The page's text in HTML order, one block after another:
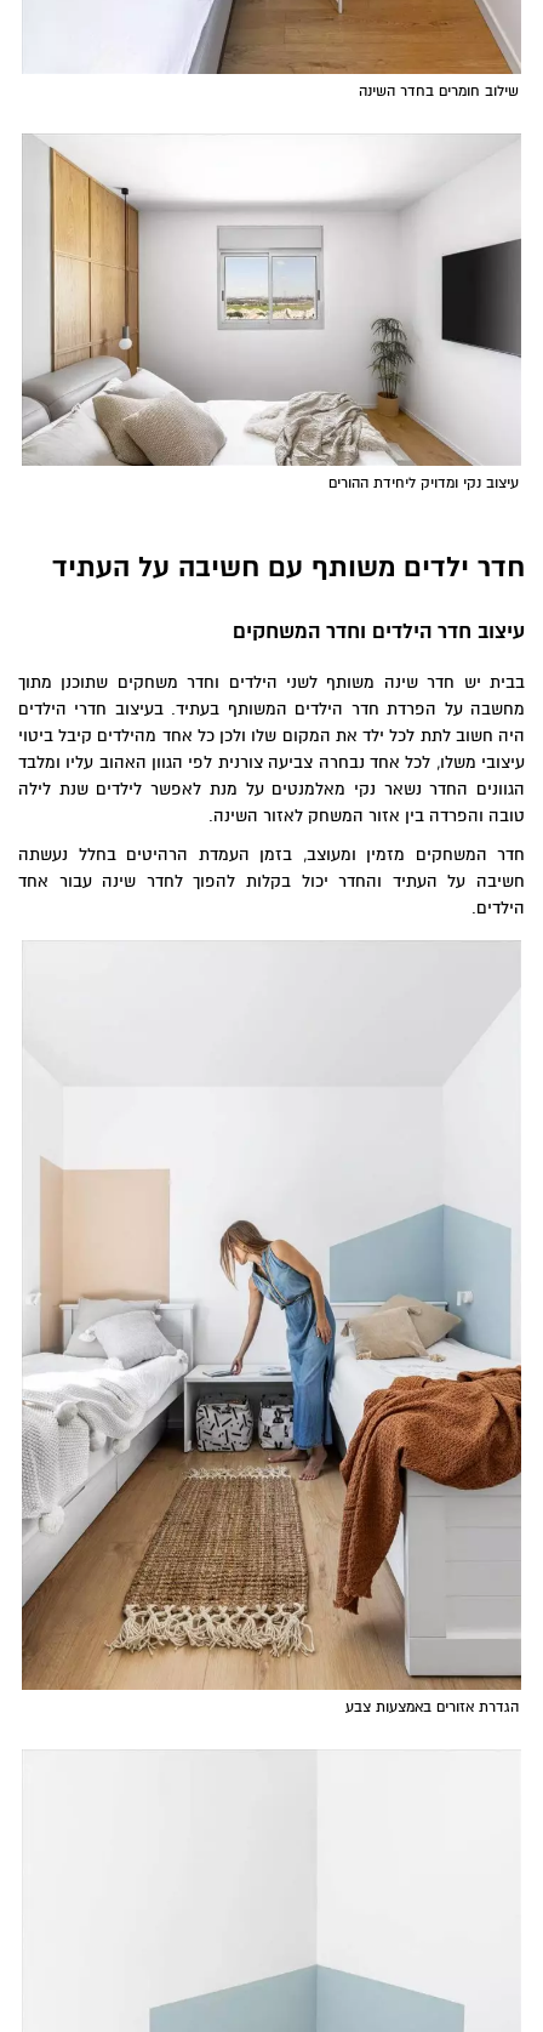
שילוב חומרים בחדר השינה
עיצוב נקי ומדויק ליחידת ההורים
חדר ילדים משותף עם חשיבה על העתיד
עיצוב חדר הילדים וחדר המשחקים
בבית יש חדר שינה משותף לשני הילדים וחדר משחקים שתוכנן מתוך
מחשבה על הפרדת חדר הילדים המשותף בעתיד. בעיצוב חדרי הילדים
היה חשוב לתת לכל ילד את המקום שלו ולכן כל אחד מהילדים קיבל ביטוי
עיצובי משלו, לכל אחד נבחרה צביעה צורנית לפי הגוון האהוב עליו ומלבד
הגוונים החדר נשאר נקי מאלמנטים על מנת לאפשר לילדים שנת לילה
טובה והפרדה בין אזור המשחק לאזור השינה.
חדר המשחקים מזמין ומעוצב, בזמן העמדת הרהיטים בחלל נעשתה
חשיבה על העתיד והחדר יכול בקלות להפוך לחדר שינה עבור אחד
הילדים.
הגדרת אזורים באמצעות צבע